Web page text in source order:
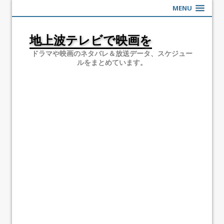
MENU
地上波テレビで映画を
ドラマや映画のネタバレ＆放送データ、スケジュー
ルをまとめています。